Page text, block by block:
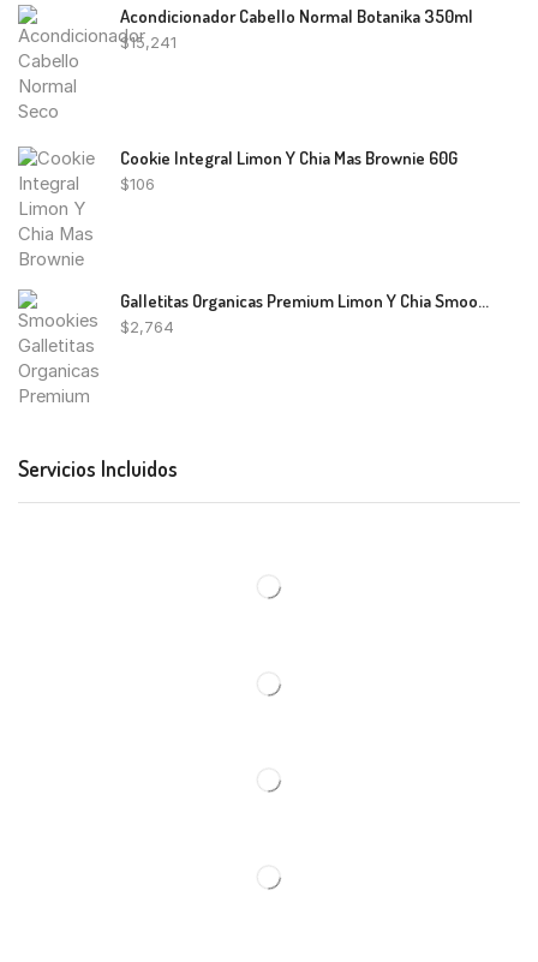
Acondicionador Cabello Normal Botanika 350ml
$15,241
Cookie Integral Limon Y Chia Mas Brownie 60G
$106
Galletitas Organicas Premium Limon Y Chia Smookies 120g
$2,764
Servicios Incluidos